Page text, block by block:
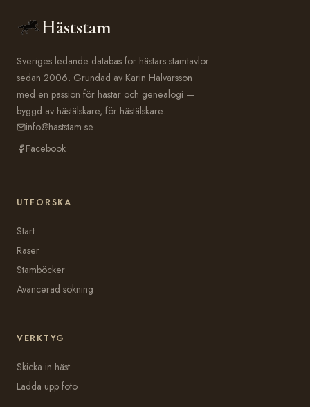
Häststam
Sveriges ledande databas för hästars stamtavlor
sedan 2006. Grundad av Karin Halvarsson
med en passion för hästar och genealogi —
byggd av hästälskare, för hästälskare.
info@haststam.se
Facebook
UTFORSKA
Start
Raser
Stamböcker
Avancerad sökning
VERKTYG
Skicka in häst
Ladda upp foto